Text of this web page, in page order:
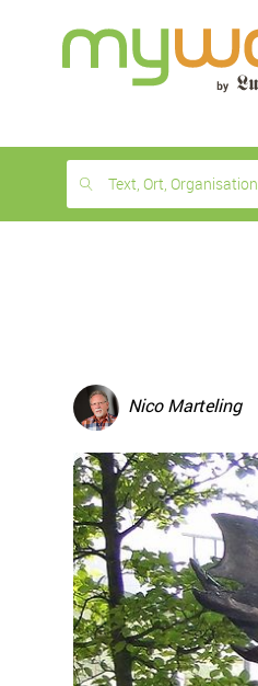
month
free
Text, Ort, Organisation
Nico Marteling